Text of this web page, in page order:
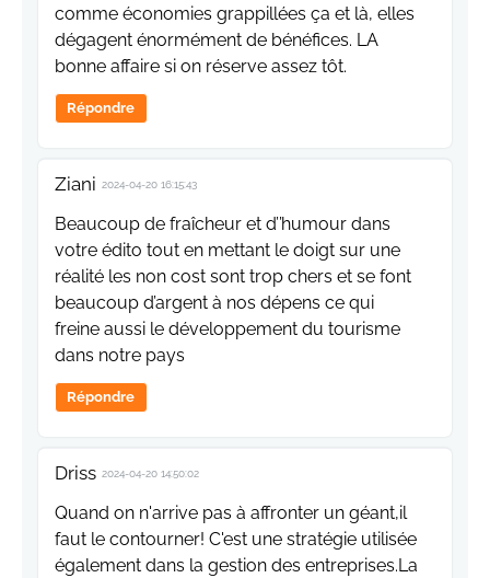
comme économies grappillées ça et là, elles
dégagent énormément de bénéfices. LA
bonne affaire si on réserve assez tôt.
Répondre
Ziani 2024-04-20 16:15:43
Beaucoup de fraîcheur et d’’humour dans
votre édito tout en mettant le doigt sur une
réalité les non cost sont trop chers et se font
beaucoup d’argent à nos dépens ce qui
freine aussi le développement du tourisme
dans notre pays
Répondre
Driss 2024-04-20 14:50:02
Quand on n'arrive pas à affronter un géant,il
faut le contourner! C'est une stratégie utilisée
également dans la gestion des entreprises.La